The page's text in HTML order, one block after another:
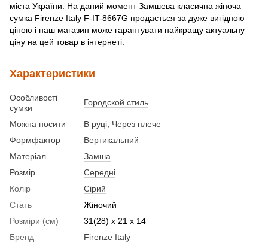
міста України. На даний момент Замшева класична жіноча
сумка Firenze Italy F-IT-8667G продається за дуже вигідною
ціною і наш магазин може гарантувати найкращу актуальну
ціну на цей товар в інтернеті.
Характеристики
Особливості
сумки
Городской стиль
Можна носити В руці Через плече
Формфактор
Вертикальний
Матеріал
Замша
Розмір
Середні
Колір
Сірий
Стать
Жіночий
Розміри (см)
31(28) x 21 x 14
Бренд
Firenze Italy